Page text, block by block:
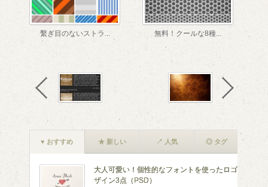
繫ぎ目のないストラ... 無料！クールな8種...
♥ おすすめ ★ 新しい ↗ 人気 ◎ タグ
大人可愛い！個性的なフォントを使ったロゴデ
ザイン3点（PSD）